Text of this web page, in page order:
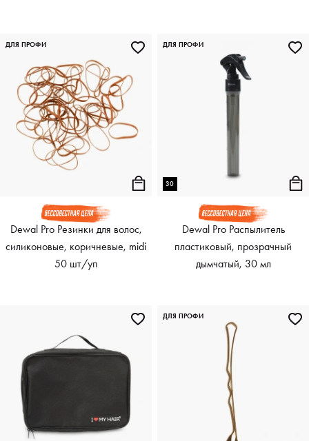
Dewal Pro Резинки для волос,
силиконовые, коричневые, midi
50 шт/уп
ДЛЯ ПРОФИ
30
Dewal Pro Распылитель
пластиковый, прозрачный
дымчатый, 30 мл
ДЛЯ ПРОФИ
ДЛЯ ПРОФИ